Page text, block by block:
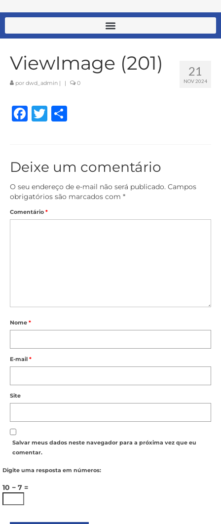
21
NOV 2024
ViewImage (201)
por dwd_admin | | 0
Facebook
Twitter
Deixe um comentário
O seu endereço de e-mail não será publicado. Campos
obrigatórios são marcados com *
Comentário *
Nome *
E-mail *
Site
Salvar meus dados neste navegador para a próxima vez que eu
comentar.
Digite uma resposta em números:
10 − 7 =